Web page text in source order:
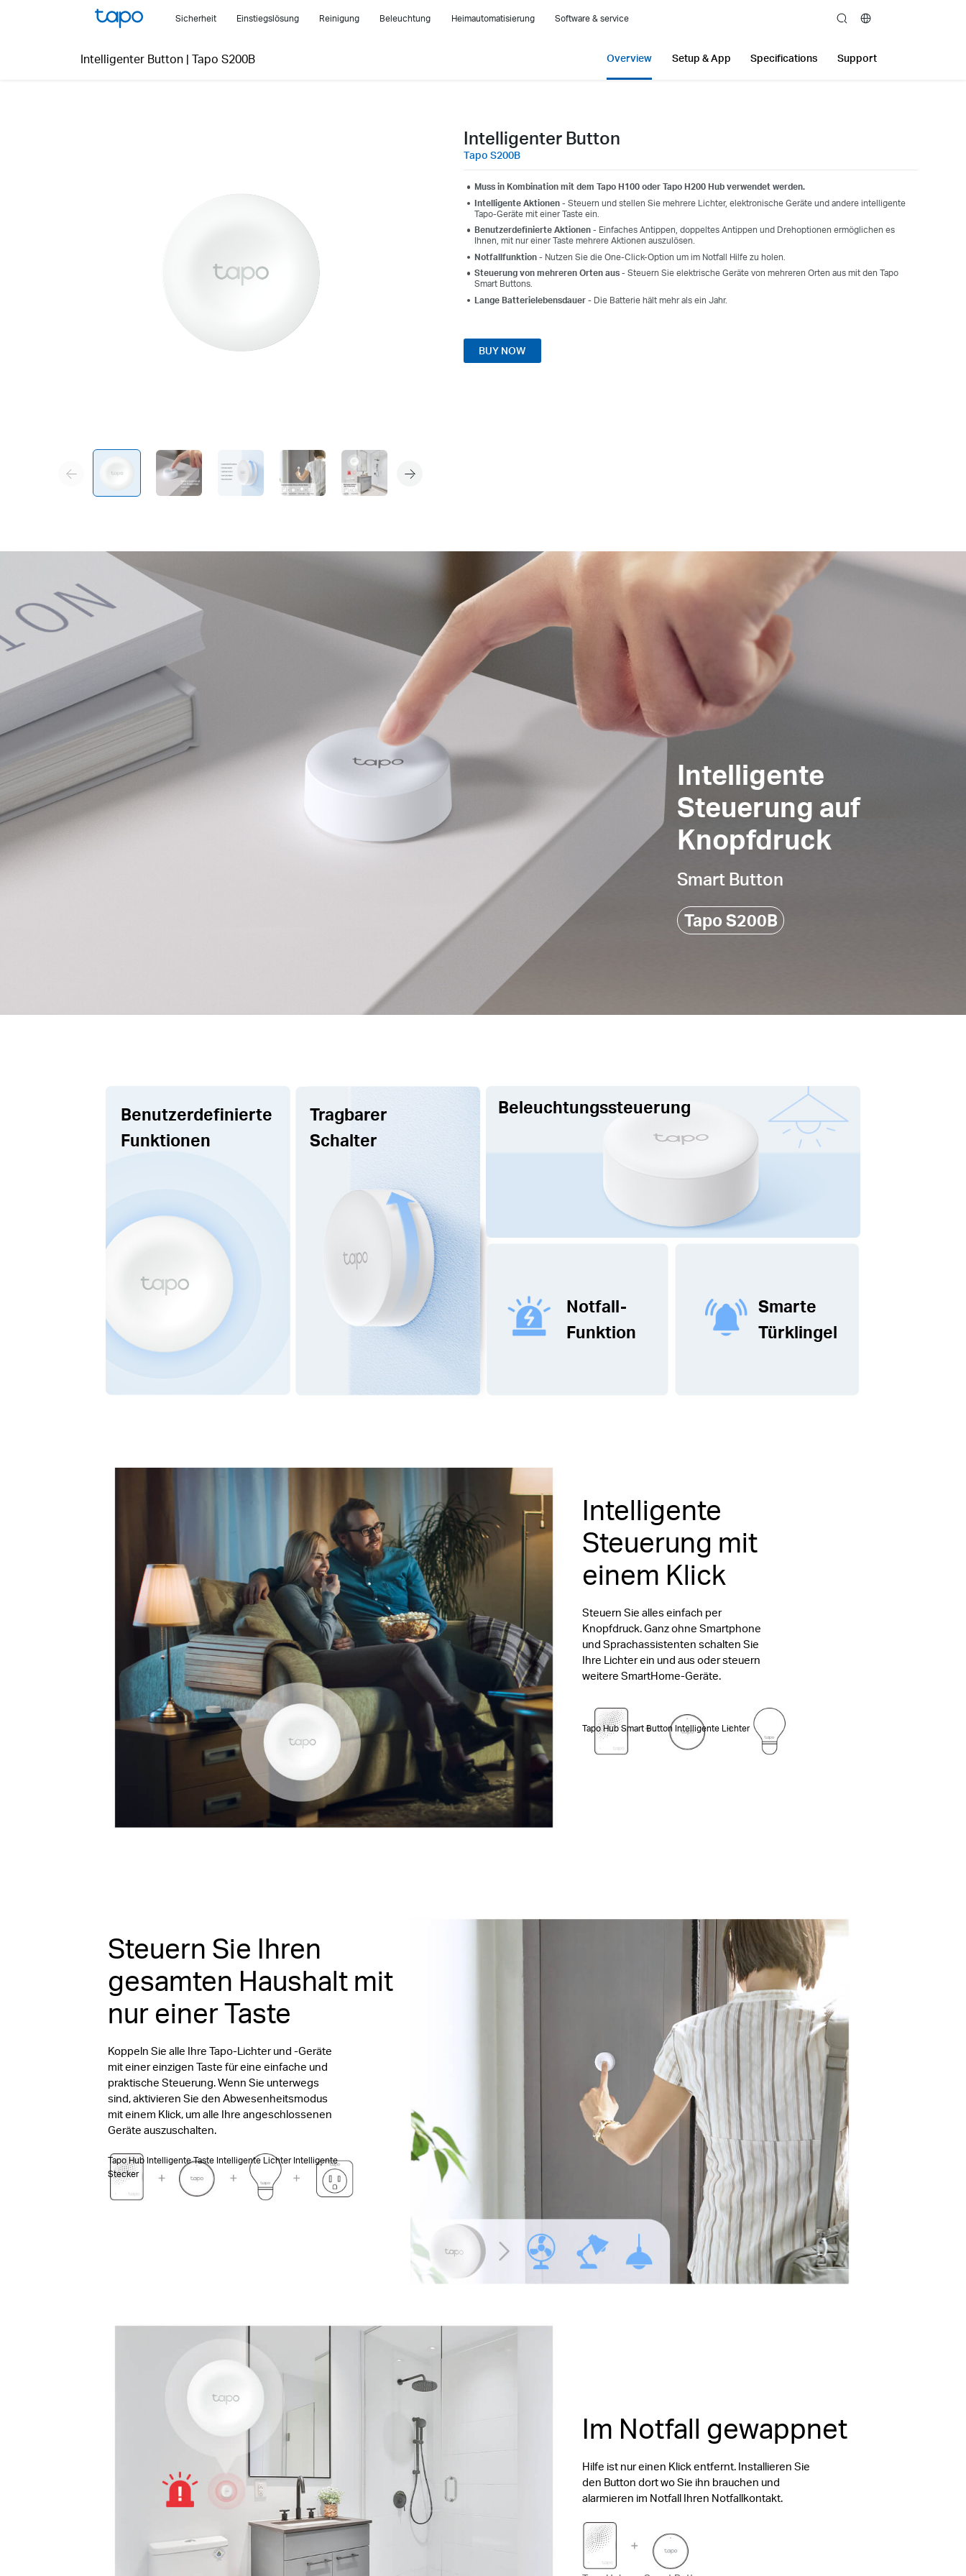
Sicherheit Einstiegslösung Reinigung Beleuchtung Heimautomatisierung Software & service search
Intelligenter Button | Tapo S200B Overview Setup & App Specifications Support
Intelligenter Button
Tapo S200B
Muss in Kombination mit dem Tapo H100 oder Tapo H200 Hub verwendet werden.
Intelligente Aktionen- Steuern und stellen Sie mehrere Lichter, elektronische Geräte und andere intelligente
Tapo-Geräte mit einer Taste ein.
Benutzerdefinierte Aktionen- Einfaches Antippen, doppeltes Antippen und Drehoptionen ermöglichen es
Ihnen, mit nur einer Taste mehrere Aktionen auszulösen.
Notfallfunktion - Nutzen Sie die One-Click-Option um im Notfall Hilfe zu holen.
Steuerung von mehreren Orten aus- Steuern Sie elektrische Geräte von mehreren Orten aus mit den Tapo
Smart Buttons.
Lange Batterielebensdauer- Die Batterie hält mehr als ein Jahr.
BUY NOW
Intelligente
Steuerung auf
Knopfdruck
Smart Button
Tapo S200B
Benutzerdefinierte
Funktionen
Tragbarer
Schalter
Beleuchtungssteuerung
Notfall-
Funktion
Smarte
Türklingel
Intelligente
Steuerung mit
einem Klick
Steuern Sie alles einfach per
Knopfdruck. Ganz ohne Smartphone
und Sprachassistenten schalten Sie
Ihre Lichter ein und aus oder steuern
weitere SmartHome-Geräte.
Tapo Hub Smart Button Intelligente Lichter
Steuern Sie Ihren
gesamten Haushalt mit
nur einer Taste
Koppeln Sie alle Ihre Tapo-Lichter und -Geräte
mit einer einzigen Taste für eine einfache und
praktische Steuerung. Wenn Sie unterwegs
sind, aktivieren Sie den Abwesenheitsmodus
mit einem Klick, um alle Ihre angeschlossenen
Geräte auszuschalten.
Tapo Hub Intelligente Taste Intelligente Lichter Intelligente
Stecker
Im Notfall gewappnet
Hilfe ist nur einen Klick entfernt. Installieren Sie
den Button dort wo Sie ihn brauchen und
alarmieren im Notfall Ihren Notfallkontakt.